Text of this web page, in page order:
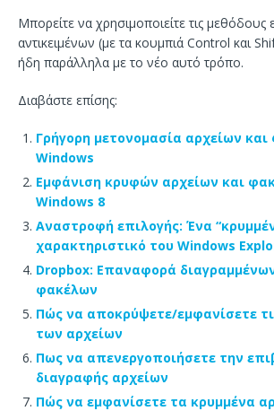
Μπορείτε να χρησιμοποιείτε τις μεθόδους
αντικειμένων (με τα κουμπιά Control και
ήδη παράλληλα με το νέο αυτό τρόπο.
Διαβάστε επίσης:
Γρήγορη μετονομασία αρχείων
Windows
Εμφάνιση κρυφών αρχείων και
Windows 8
Αναστροφή επιλογής: Ένα
χαρακτηριστικό του Windows
Dropbox: Επαναφορά
φακέλων
Πώς να αποκρύψετε/εμφανίσετε
των αρχείων
Πως να απενεργοποιήσετε την
διαγραφής αρχείων
Πώς να εμφανίσετε τα κρυμμένα